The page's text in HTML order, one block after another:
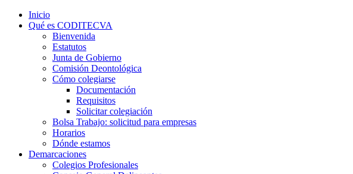
Inicio
Qué es CODITECVA
Bienvenida
Estatutos
Junta de Gobierno
Comisión Deontológica
Cómo colegiarse
Documentación
Requisitos
Solicitar colegiación
Bolsa Trabajo: solicitud para empresas
Horarios
Dónde estamos
Demarcaciones
Colegios Profesionales